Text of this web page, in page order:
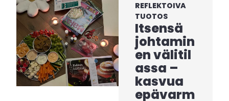
REFLEKTOIVA
TUOTOS
Itsensä
johtamin
en välitil
assa –
kasvua
epävarm